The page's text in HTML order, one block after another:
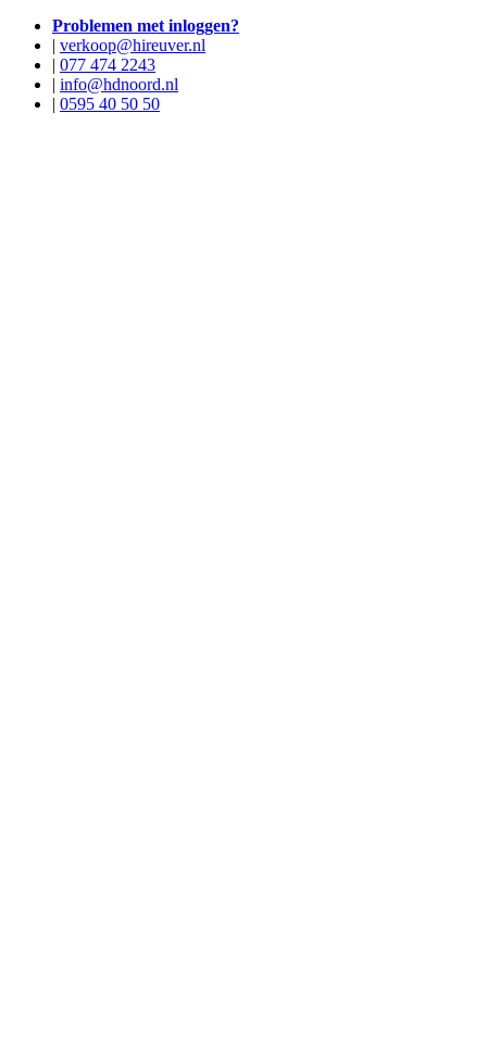
Problemen met inloggen?
| verkoop@hireuver.nl
| 077 474 2243
| info@hdnoord.nl
| 0595 40 50 50